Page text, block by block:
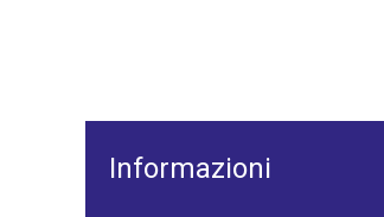
Informazioni